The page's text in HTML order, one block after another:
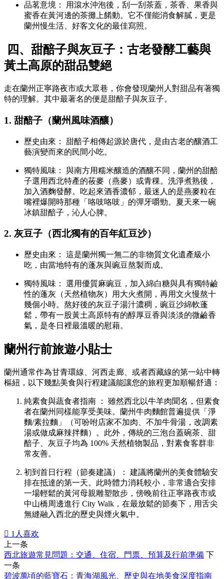
品茗意境： 用滾水沖泡後，刮一刮茶蓋，茶香、果香與
蜜香在黃河邊的茶攤上餚動。它不僅能消食解膩，更是
蘭州慢生活、好客文化的最佳寫照。
四、甜醅子與灰豆子：古老發酵工藝與
黃土高原的甜品雙絕
走在蘭州正寧路夜市或大眾巷，你會發現蘭州人對甜品有著獨
特的理解。其中最著名的便是甜醅子與灰豆子。
1. 甜醅子（蘭州風味酒釀）
歷史由來： 甜醅子相傳起源於唐代，是由古老的釀酒工
藝演變而來的民間小吃。
獨特風味： 與南方用糯米釀造的酒釀不同，蘭州的甜醅
子選用西北特產的莜麥（燕麥）或青稞。洗淨煮熟後，
加入酒麴發酵。吃起來酒香濃郁，最迷人的是燕麥粒在
嘴裡爆開時那種「咯吱咯吱」的彈牙嚼勁。夏天來一碗
冰鎮甜醅子，沁人心脾。
2. 灰豆子（西北獨有的百年紅豆沙）
歷史由來： 這是蘭州獨一無二的非物質文化遺產級小
吃，由當地特有的蓬灰與豌豆熬製而成。
獨特風味： 選用優質麻豌豆，加入綿白糖與具有獨特鹼
性的蓬灰（天然植物灰）用大火煮開，再用文火慢熬十
幾個小時。熬好後的灰豆子湯汁濃稠，豌豆沙綿軟蓬
鬆，帶有一股黃土高原特有的醇厚豆香與淡淡的微鹼香
氣，是冬日裡最溫暖的慰藉。
蘭州行前旅遊小貼士
蘭州通常作為甘青環線、河西走廊、或者西藏線的第一站中轉
樞紐，以下幾點美食與行程建議能讓您的旅程更加順暢舒適：
純素食與蔬食者指南 ： 雖然西北以牛羊肉聞名，但素食
者在蘭州同樣能享受美味。蘭州牛肉麵館普遍提供「淨
麵/素拉麵」（可吩咐店家不加肉、不加牛骨湯，改調素
湯或做成麻辣拌麵）。此外，傳統的三泡台蓋碗茶、甜
醅子、灰豆子均為 100% 天然植物製品，對素食客群非
常友善。
初到首日行程（節奏建議）： 建議將蘭州的美食體驗安
排在抵達的第一天。此時體力消耗較小，非常適合安排
一場輕鬆的黃河母親雕塑散步，傍晚前往正寧路夜市或
中山橋周邊進行 City Walk，在最放鬆的節奏下，用舌尖
無縫融入西北的歷史與煙火氣中。
 1 人喜欢
上一条
西北旅遊常見問題：交通、住宿、門票、預算及行前準備 下
一条
碧波萬頃的藍寶石：青海湖風光、歷史與在地美食深度指南